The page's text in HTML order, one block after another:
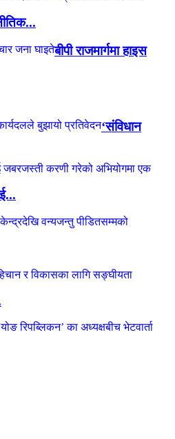
बीपी राजमार्गमा हाइस
‘संविधान